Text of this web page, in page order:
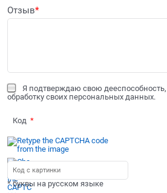
Отзыв
Я подтверждаю свою
обработку своих персональных данных.
Код
* буквы на русском языке